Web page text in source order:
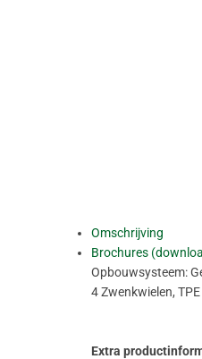
Omschrijving
Brochures
Opbouwsysteem:
4 Zwenkwielen,
Extra